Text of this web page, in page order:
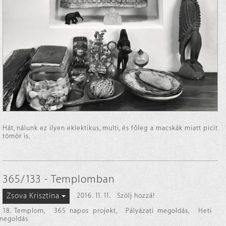
Hát, nálunk ez ilyen eklektikus, multi, és főleg a macskák miatt picit
tömör is.
365/133 - Templomban
Zsova Krisztina 2016. 11. 11.
Szólj hozzá!
18. Templom, 365 napos projekt, Pályázati megoldás,
Heti